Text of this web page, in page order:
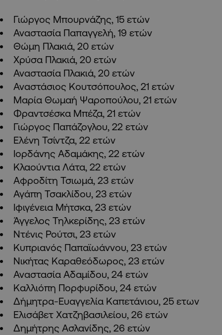
Γιώργος Μπουρνάζης, 15 ετών
Αναστασία Παπαγγελή, 19 ετών
Θώμη Πλακιά, 20 ετών
Χρύσα Πλακιά, 20 ετών
Αναστασία Πλακιά, 20 ετών
Αναστάσιος Κουτσόπουλος, 21 ετών
Μαρία Θωμαή Ψαροπούλου, 21 ετών
Φραντσέσκα Μπέζα, 21 ετών
Γιώργος Παπάζογλου, 22 ετών
Ελένη Τσίντζα, 22 ετών
Ιορδάνης Αδαμάκης, 22 ετών
Κλαούντια Λάτα, 22 ετών
Αφροδίτη Τσιωμά, 23 ετών
Αγάπη Τσακλίδου, 23 ετών
Ιφιγένεια Μήτσκα, 23 ετών
Άγγελος Τηλκερίδης, 23 ετών
Ντένις Ρούτσι, 23 ετών
Κυπριανός Παπαϊωάννου, 23 ετών
Νικήτας Καραθεόδωρος, 23 ετών
Αναστασία Αδαμίδου, 24 ετών
Καλλιόπη Πορφυρίδου, 24 ετών
Δήμητρα-Ευαγγελία Καπετάνιου, 25 ετων
Ελισάβετ Χατζηβασιλείου, 26 ετών
Δημήτρης Ασλανίδης, 26 ετών